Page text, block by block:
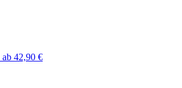
ab 42,90 €